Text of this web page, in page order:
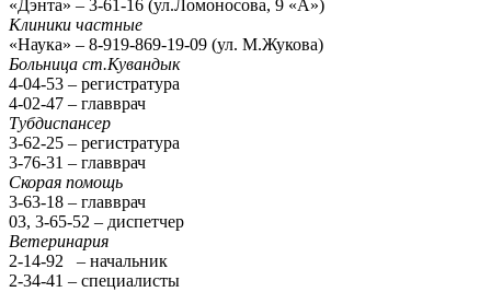
«Дэнта» – 3-61-16 (ул.Ломоносова, 9 «А»)
Клиники частные
«Наука» – 8-919-869-19-09 (ул. М.Жукова)
Больница ст.Кувандык
4-04-53 – регистратура
4-02-47 – главврач
Тубдиспансер
3-62-25 – регистратура
3-76-31 – главврач
Скорая помощь
3-63-18 – главврач
03, 3-65-52 – диспетчер
Ветеринария
2-14-92 – начальник
2-34-41 – специалисты